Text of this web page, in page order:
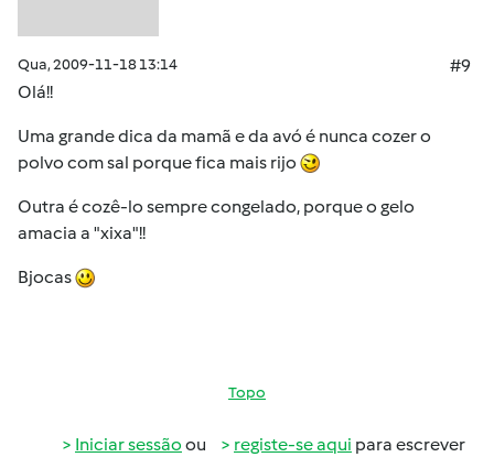
Qua, 2009-11-18 13:14
#9
Olá!!
Uma grande dica da mamã e da avó é nunca cozer o
polvo com sal porque fica mais rijo
Outra é cozê-lo sempre congelado, porque o gelo
amacia a "xixa"!!
Bjocas
Topo
Iniciar sessão ou registe-se aqui para escrever